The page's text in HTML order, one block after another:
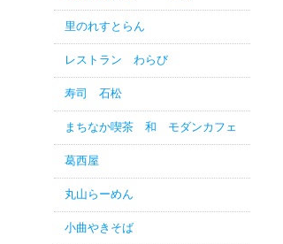
里のれすとらん
レストラン わらび
寿司 石松
まちなか喫茶 和 モダンカフェ
葛西屋
丸山らーめん
小曲やきそば